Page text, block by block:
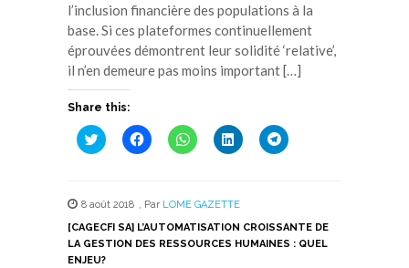
l’inclusion financière des populations à la
base. Si ces plateformes continuellement
éprouvées démontrent leur solidité ‘relative’,
il n’en demeure pas moins important […]
Share this:
Cliquez
pour
une
nouvelle
fenêtre)
Cliquez
pour
une
nouvelle
fenêtre)
Cliquez
pour
une
nouvelle
fenêtre)
Cliquez
pour
une
nouvelle
fenêtre)
Cliquez
pour
nouvelle
fenêtre)
8 août 2018 , Par LOME GAZETTE
[CAGECFI SA] L’AUTOMATISATION CROISSANTE DE
LA GESTION DES RESSOURCES HUMAINES : QUEL
ENJEU?